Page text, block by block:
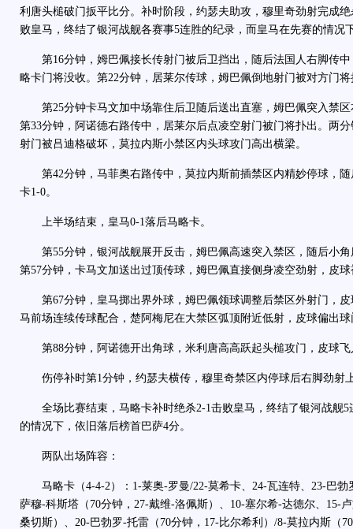
利唐头槌破门扳平比分。补时阶段，约瑟夫助攻，穆里奇劲射完成
败皇马，终结了银河战舰各赛事5连胜的纪录，而皇马在先赛的情况
第16分钟，姆巴佩接长传射门被后卫挡出，随后法国人右脚传中
略卡门将没收。第22分钟，居莱尔传球，姆巴佩倒地射门被对方门
第25分钟卡马文加中场靠住后卫随后送出直塞，姆巴佩突入禁区
第33分钟，阿诺德右路传中，居莱尔后点凌空射门被门将扑出。两
射门被吕迪格破坏，莫拉内斯小禁区内头球攻门高出横梁。
第42分钟，马菲奥右路传中，莫拉内斯前插禁区内精妙停球，随
卡1-0。
上半场结束，皇马0-1落后马略卡。
第55分钟，银河战舰展开反击，姆巴佩高速突入禁区，随后小角
第57分钟，卡马文加送出过顶传球，姆巴佩直接侧身凌空劲射，皮
第67分钟，皇马掷出界外球，姆巴佩领球调整后禁区外射门，皮
马前场连续传球配合，楚阿梅尼在大禁区弧顶附近低射，皮球偏出球
第88分钟，阿诺德开出角球，米利唐高高跃起头槌攻门，皮球飞
伤停补时第1分钟，约瑟夫横传，穆里奇禁区内停球后右脚劲射
全场比赛结束，马略卡补时绝杀2-1击败皇马，终结了银河战舰5
的情况下，依旧落后榜首巴萨4分。
两队出场阵容：
马略卡（4-4-2）：1-莱奥-罗曼/22-莫希卡、24-瓦连特、23-巴勃
萨穆-科斯塔（70分钟，27-戴维-洛佩斯）、10-塞尔希-达德尔、15-
桑切斯）、20-巴勃罗-托雷（70分钟，17-比尔希利）/8-莫拉内斯（